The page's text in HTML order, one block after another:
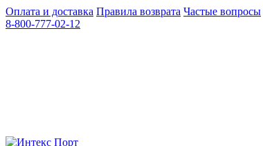
Оплата и доставка Правила возврата Частые вопросы
8-800-777-02-12